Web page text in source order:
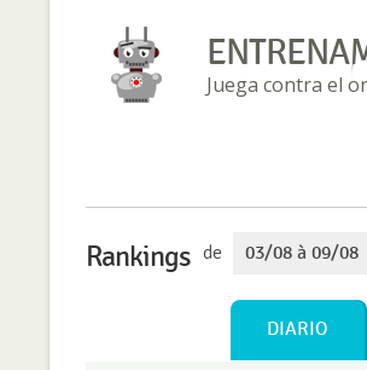
Juega contra el
Rankings de 03/08 à 09/08
DIARIO